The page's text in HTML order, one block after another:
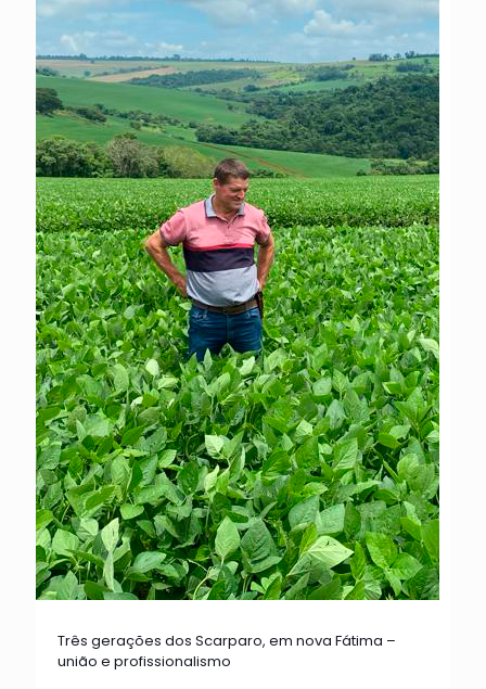
Três gerações dos Scarparo, em nova Fátima –
união e profissionalismo